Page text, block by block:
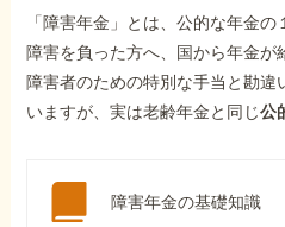
「障害年金」とは、公的な年金
障害を負った方へ、国から年金が
障害者のための特別な手当と勘違
いますが、実は老齢年金と同じ公
障害年金の基礎知識